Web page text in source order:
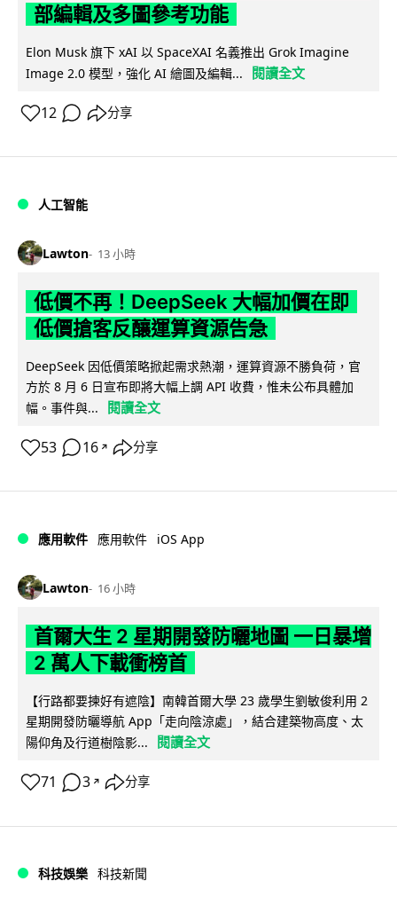
部編輯及多圖參考功能
Elon Musk 旗下 xAI 以 SpaceXAI 名義推出 Grok Imagine
Image 2.0 模型，強化 AI 繪圖及編輯...
閱讀全文
12 分享
人工智能
Lawton 13 小時
低價不再！DeepSeek 大幅加價在即
低價搶客反釀運算資源告急
DeepSeek 因低價策略掀起需求熱潮，運算資源不勝負荷，官
方於 8 月 6 日宣布即將大幅上調 API 收費，惟未公布具體加
幅。事件與...
閱讀全文
53 16 ↗ 分享
應用軟件 應用軟件 iOS App
Lawton 16 小時
首爾大生 2 星期開發防曬地圖 一日暴增
2 萬人下載衝榜首
【行路都要揀好有遮陰】南韓首爾大學 23 歲學生劉敏俊利用 2
星期開發防曬導航 App「走向陰涼處」，結合建築物高度、太
陽仰角及行道樹陰影...
閱讀全文
71 3 ↗ 分享
科技娛樂 科技新聞